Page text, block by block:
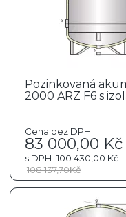
Pozinkovaná
2000 ARZ F6 s
Cena bez DPH:
83 000,00 Kč
s DPH 100 430,00 Kč
108 137,70Kč